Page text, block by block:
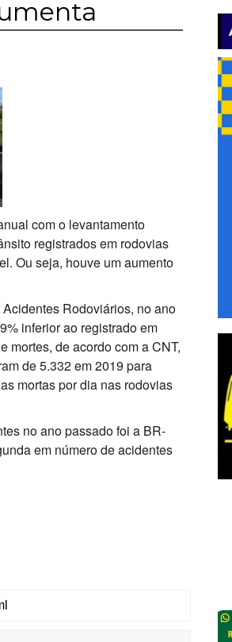
com o levantamento
registrados em rodovias
Ou seja, houve um aumento
Rodoviários, no ano
inferior ao registrado em
mortes, de acordo com a CNT,
de 5.332 em 2019 para
mortas por dia nas rodovias
no ano passado foi a BR-
em número de acidentes